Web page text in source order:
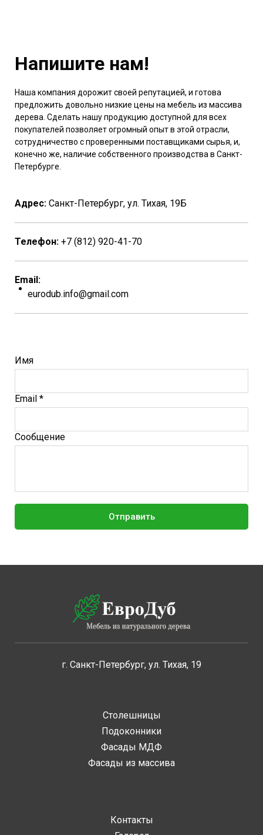
Напишите нам!
Наша компания дорожит своей репутацией, и готова
предложить довольно низкие цены на мебель из массива
дерева. Сделать нашу продукцию доступной для всех
покупателей позволяет огромный опыт в этой отрасли,
сотрудничество с проверенными поставщиками сырья, и,
конечно же, наличие собственного производства в Санкт-
Петербурге.
Адрес: Санкт-Петербург, ул. Тихая, 19Б
Телефон: +7 (812) 920-41-70
Email:
eurodub.info@gmail.com
Имя
Email *
Сообщение
Отправить
г. Санкт-Петербург, ул. Тихая, 19
Столешницы
Подоконники
Фасады МДФ
Фасады из массива
Контакты